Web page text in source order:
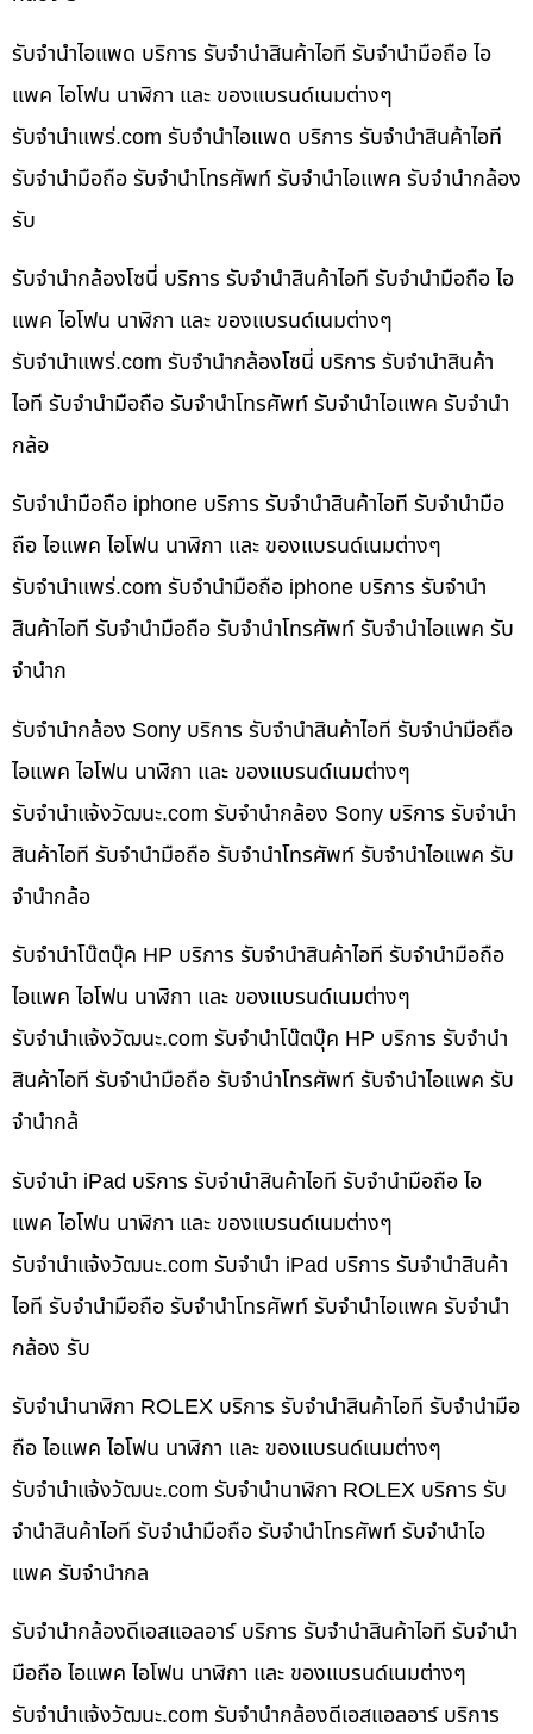
รับจำนำไอแพด บริการ รับจำนำสินค้าไอที รับจำนำมือถือ ไอ
แพค ไอโฟน นาฬิกา และ ของแบรนด์เนมต่างๆ
รับจํานําแพร่.com รับจำนำไอแพด บริการ รับจำนำสินค้าไอที
รับจำนำมือถือ รับจำนำโทรศัพท์ รับจำนำไอแพค รับจำนำกล้อง
รับ
รับจำนำกล้องโซนี่ บริการ รับจำนำสินค้าไอที รับจำนำมือถือ ไอ
แพค ไอโฟน นาฬิกา และ ของแบรนด์เนมต่างๆ
รับจํานําแพร่.com รับจำนำกล้องโซนี่ บริการ รับจำนำสินค้า
ไอที รับจำนำมือถือ รับจำนำโทรศัพท์ รับจำนำไอแพค รับจำนำ
กล้อ
รับจำนำมือถือ iphone บริการ รับจำนำสินค้าไอที รับจำนำมือ
ถือ ไอแพค ไอโฟน นาฬิกา และ ของแบรนด์เนมต่างๆ
รับจํานําแพร่.com รับจำนำมือถือ iphone บริการ รับจำนำ
สินค้าไอที รับจำนำมือถือ รับจำนำโทรศัพท์ รับจำนำไอแพค รับ
จำนำก
รับจำนำกล้อง Sony บริการ รับจำนำสินค้าไอที รับจำนำมือถือ
ไอแพค ไอโฟน นาฬิกา และ ของแบรนด์เนมต่างๆ
รับจํานําแจ้งวัฒนะ.com รับจำนำกล้อง Sony บริการ รับจำนำ
สินค้าไอที รับจำนำมือถือ รับจำนำโทรศัพท์ รับจำนำไอแพค รับ
จำนำกล้อ
รับจำนำโน๊ตบุ๊ค HP บริการ รับจำนำสินค้าไอที รับจำนำมือถือ
ไอแพค ไอโฟน นาฬิกา และ ของแบรนด์เนมต่างๆ
รับจํานําแจ้งวัฒนะ.com รับจำนำโน๊ตบุ๊ค HP บริการ รับจำนำ
สินค้าไอที รับจำนำมือถือ รับจำนำโทรศัพท์ รับจำนำไอแพค รับ
จำนำกล้
รับจำนำ iPad บริการ รับจำนำสินค้าไอที รับจำนำมือถือ ไอ
แพค ไอโฟน นาฬิกา และ ของแบรนด์เนมต่างๆ
รับจํานําแจ้งวัฒนะ.com รับจำนำ iPad บริการ รับจำนำสินค้า
ไอที รับจำนำมือถือ รับจำนำโทรศัพท์ รับจำนำไอแพค รับจำนำ
กล้อง รับ
รับจำนำนาฬิกา ROLEX บริการ รับจำนำสินค้าไอที รับจำนำมือ
ถือ ไอแพค ไอโฟน นาฬิกา และ ของแบรนด์เนมต่างๆ
รับจํานําแจ้งวัฒนะ.com รับจำนำนาฬิกา ROLEX บริการ รับ
จำนำสินค้าไอที รับจำนำมือถือ รับจำนำโทรศัพท์ รับจำนำไอ
แพค รับจำนำกล
รับจำนำกล้องดีเอสแอลอาร์ บริการ รับจำนำสินค้าไอที รับจำนำ
มือถือ ไอแพค ไอโฟน นาฬิกา และ ของแบรนด์เนมต่างๆ
รับจํานําแจ้งวัฒนะ.com รับจำนำกล้องดีเอสแอลอาร์ บริการ